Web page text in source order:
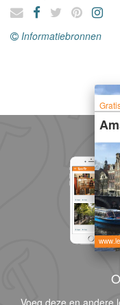
Informatiebronnen
Voeg deze en andere